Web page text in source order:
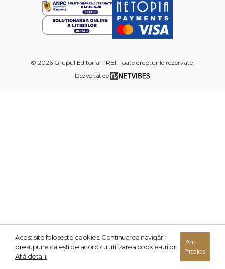
© 2026 Grupul Editorial TREI. Toate drepturile rezervate.
Dezvoltat de:
Acest site foloseşte cookies. Continuarea navigării
presupune că eşti de acord cu utilizarea cookie-urilor.
Află detalii.
Am
înțeles